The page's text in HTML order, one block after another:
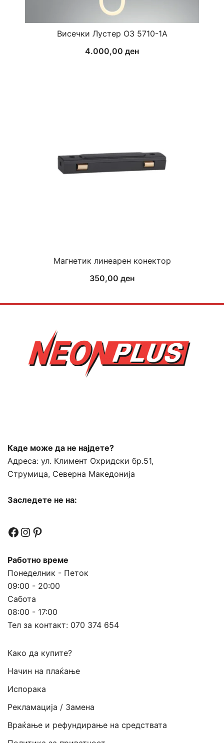
Висечки Лустер ОЗ 5710-1А
4.000,00 ден
Магнетик линеарен конектор
350,00 ден
Каде може да не најдете?
Адреса: ул. Климент Охридски бр.51,
Струмица, Северна Македонија
Заследете не на:
Facebook
Instagram
Pinterest
Работно време
Понеделник - Петок
09:00 - 20:00
Сабота
08:00 - 17:00
Тел за контакт: 070 374 654
Како да купите?
Начин на плаќање
Испорака
Рекламација / Замена
Враќање и рефундирање на средствата